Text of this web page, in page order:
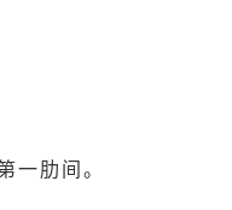
一肋间。